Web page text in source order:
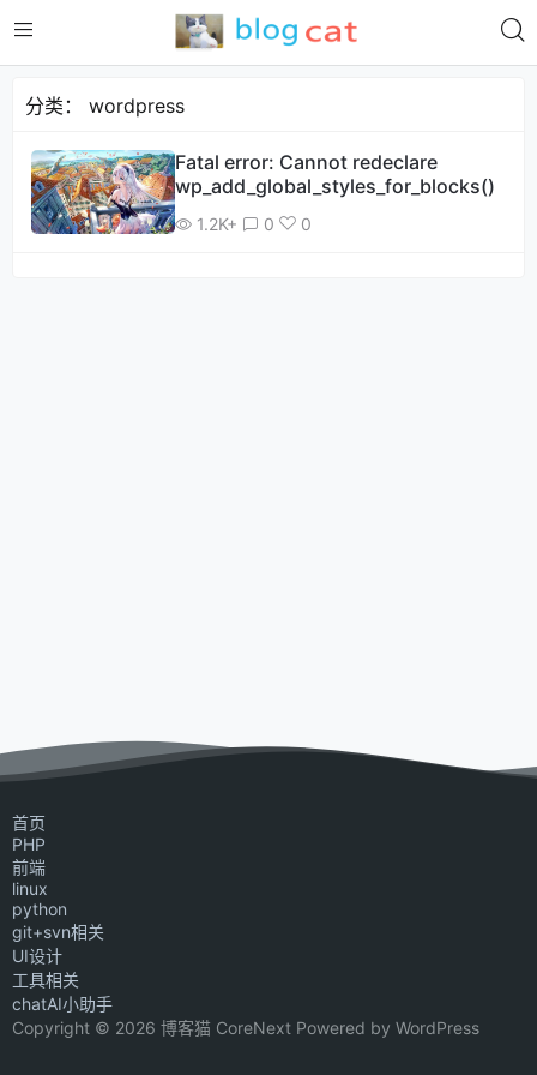
分类： wordpress
Fatal error: Cannot redeclare
wp_add_global_styles_for_blocks()
1.2K+ 0 0
首页
PHP
前端
linux
python
git+svn相关
UI设计
工具相关
chatAI小助手
Copyright © 2026 博客猫 CoreNext Powered by WordPress